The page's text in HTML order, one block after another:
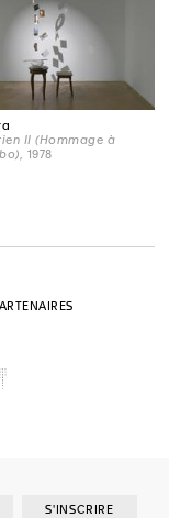
II (Hommage à
, 1978
S'INSCRIRE